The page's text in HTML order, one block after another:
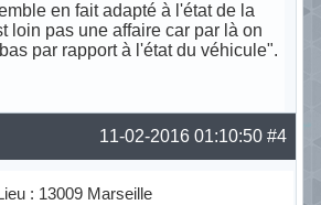
en fait adapté à l'état de la
loin pas une affaire car par là on
par rapport à l'état du véhicule".
#4
11-02-2016 01:10:50
Lieu : 13009 Marseille